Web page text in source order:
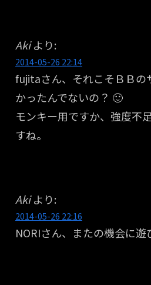
Aki より:
2014-05-26 22:14
fujitaさん、それこそＢＢの
かったんでないの？ 🙂
モンキー用ですか、強度不
すね。
Aki より:
2014-05-26 22:16
NORIさん、またの機会に